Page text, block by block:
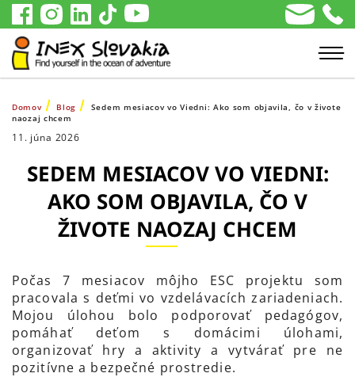
Domov Blog
Sedem mesiacov vo Viedni: Ako som objavila, čo v živote
naozaj chcem
11. júna 2026
SEDEM MESIACOV VO VIEDNI:
AKO SOM OBJAVILA, ČO V
ŽIVOTE NAOZAJ CHCEM
Počas 7 mesiacov môjho ESC projektu som
pracovala s deťmi vo vzdelávacích zariadeniach.
Mojou úlohou bolo podporovať pedagógov,
pomáhať deťom s domácimi úlohami,
organizovať hry a aktivity a vytvárať pre ne
pozitívne a bezpečné prostredie.